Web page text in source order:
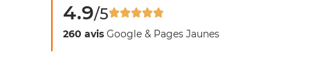
4.9/5
260 avis Google & Pages Jaunes